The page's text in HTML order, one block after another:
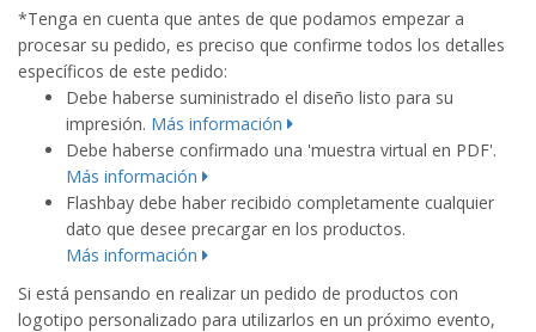
*Tenga en cuenta que antes de que podamos empezar a
procesar su pedido, es preciso que confirme todos los detalles
específicos de este pedido:
Debe haberse suministrado el diseño listo para su
impresión. Más información
Debe haberse confirmado una 'muestra virtual en PDF'.
Más información
Flashbay debe haber recibido completamente cualquier
dato que desee precargar en los productos.
Más información
Si está pensando en realizar un pedido de productos con
logotipo personalizado para utilizarlos en un próximo evento,